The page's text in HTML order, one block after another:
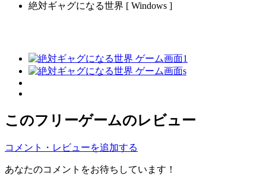
絶対ギャグになる世界 [ Windows ]
このフリーゲームのレビュー
コメント・レビューを追加する
あなたのコメントをお待ちしています！